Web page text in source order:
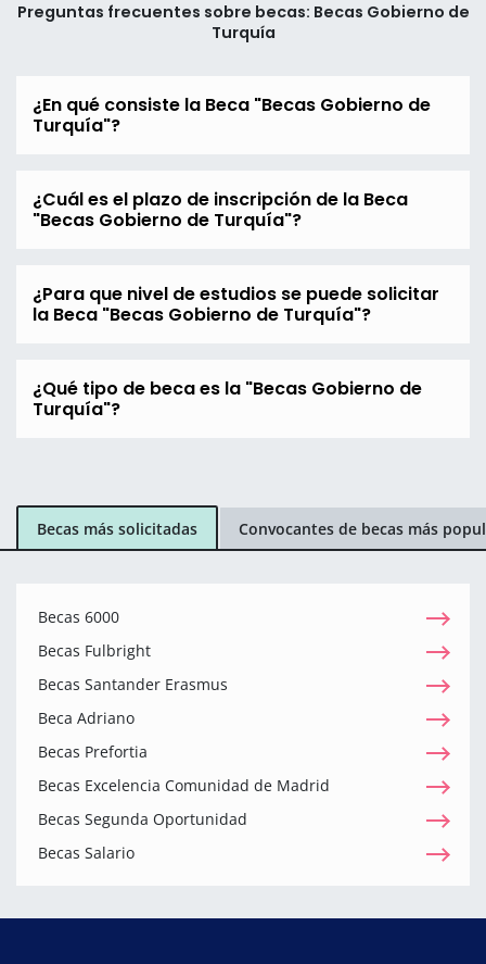
Preguntas frecuentes sobre becas: Becas Gobierno de
Turquía
¿En qué consiste la Beca "Becas Gobierno de
Turquía"?
¿Cuál es el plazo de inscripción de la Beca
"Becas Gobierno de Turquía"?
¿Para que nivel de estudios se puede solicitar
la Beca "Becas Gobierno de Turquía"?
¿Qué tipo de beca es la "Becas Gobierno de
Turquía"?
Becas más solicitadas Convocantes de becas más
Becas 6000
Becas Fulbright
Becas Santander Erasmus
Beca Adriano
Becas Prefortia
Becas Excelencia Comunidad de Madrid
Becas Segunda Oportunidad
Becas Salario